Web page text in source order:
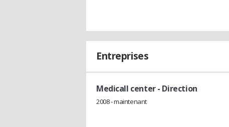
Entreprises
Medicall center- Direction
2008 - maintenant